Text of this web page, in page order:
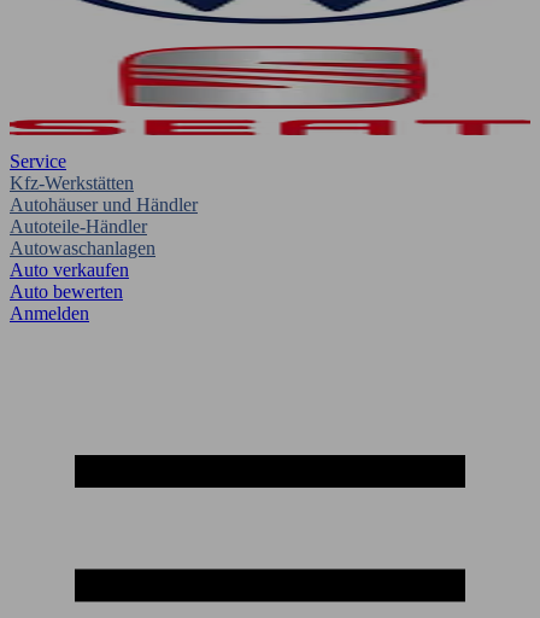
Service
Kfz-Werkstätten
Autohäuser und Händler
Autoteile-Händler
Autowaschanlagen
Auto verkaufen
Auto bewerten
Anmelden